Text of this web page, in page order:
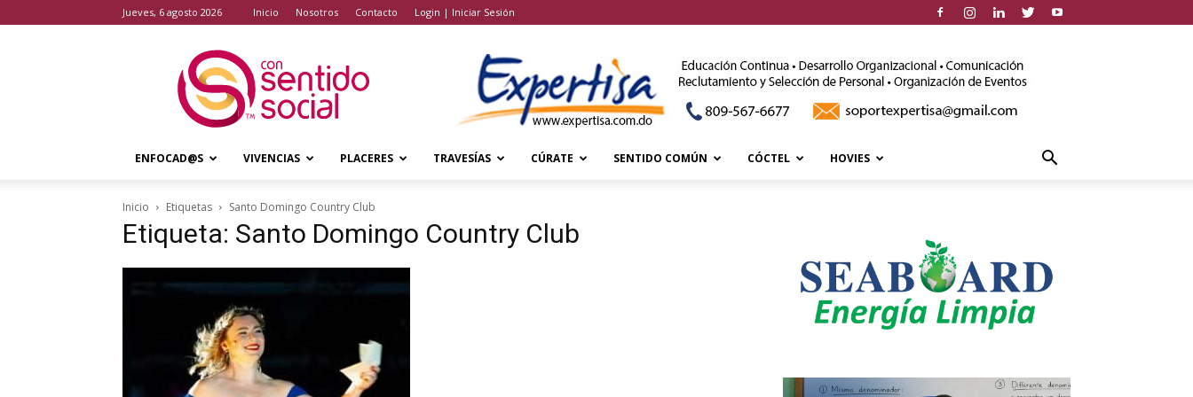
jueves, 6 agosto 2026 Inicio Nosotros Contacto Login | Iniciar Sesión
Sentido
Social
ENFOCAD@S VIVENCIAS PLACERES TRAVESÍAS CÚRATE SENTIDO COMÚN CÓCTEL HOVIES
Inicio Etiquetas Santo Domingo Country Club
Etiqueta: Santo Domingo Country Club